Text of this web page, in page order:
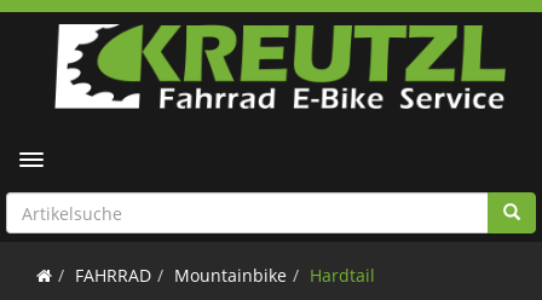
Toggle navigation
FAHRRAD Mountainbike Hardtail